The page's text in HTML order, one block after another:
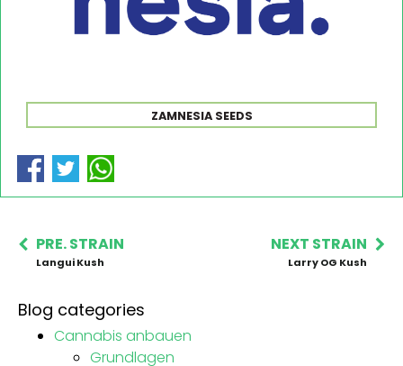
ZAMNESIA SEEDS
PRE. STRAIN
Langui Kush
NEXT STRAIN
Larry OG Kush
Blog categories
Cannabis anbauen
Grundlagen